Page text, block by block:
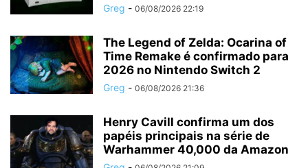
Greg - 06/08/2026 22:19
The Legend of Zelda: Ocarina of
Time Remake é confirmado para
2026 no Nintendo Switch 2
Greg - 06/08/2026 21:36
Henry Cavill confirma um dos
papéis principais na série de
Warhammer 40,000 da Amazon